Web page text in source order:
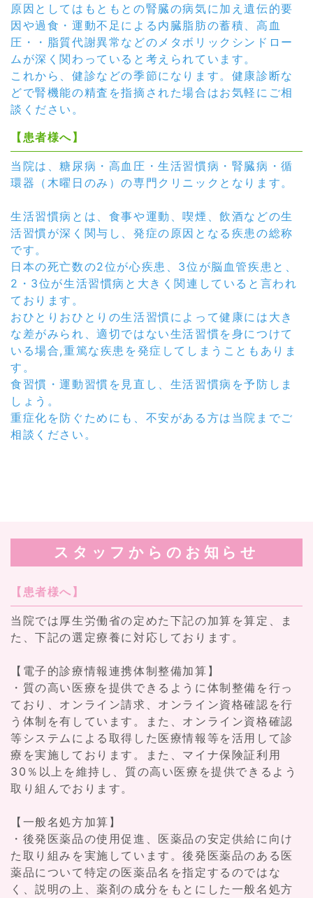
原因としてはもともとの腎臓の病気に加え遺伝的要
因や過食・運動不足による内臓脂肪の蓄積、高血
圧・・脂質代謝異常などのメタボリックシンドロー
ムが深く関わっていると考えられています。
これから、健診などの季節になります。健康診断な
どで腎機能の精査を指摘された場合はお気軽にご相
談ください。
【患者様へ】
当院は、糖尿病・高血圧・生活習慣病・腎臓病・循
環器（木曜日のみ）の専門クリニックとなります。
生活習慣病とは、食事や運動、喫煙、飲酒などの生
活習慣が深く関与し、発症の原因となる疾患の総称
です。
日本の死亡数の2位が心疾患、3位が脳血管疾患と、
2・3位が生活習慣病と大きく関連していると言われ
ております。
おひとりおひとりの生活習慣によって健康には大き
な差がみられ、適切ではない生活習慣を身につけて
いる場合,重篤な疾患を発症してしまうこともありま
す。
食習慣・運動習慣を見直し、生活習慣病を予防しま
しょう。
重症化を防ぐためにも、不安がある方は当院までご
相談ください。
スタッフからの お知らせ
【患者様へ】
当院では厚生労働省の定めた下記の加算を算定、ま
た、下記の選定療養に対応しております。
【電子的診療情報連携体制整備加算】
・質の高い医療を提供できるように体制整備を行っ
ており、オンライン請求、オンライン資格確認を行
う体制を有しています。また、オンライン資格確認
等システムによる取得した医療情報等を活用して診
療を実施しております。また、マイナ保険証利用
30％以上を維持し、質の高い医療を提供できるよう
取り組んでおります。
【一般名処方加算】
・後発医薬品の使用促進、医薬品の安定供給に向け
た取り組みを実施しています。後発医薬品のある医
薬品について特定の医薬品名を指定するのではな
く、説明の上、薬剤の成分をもとにした一般名処方